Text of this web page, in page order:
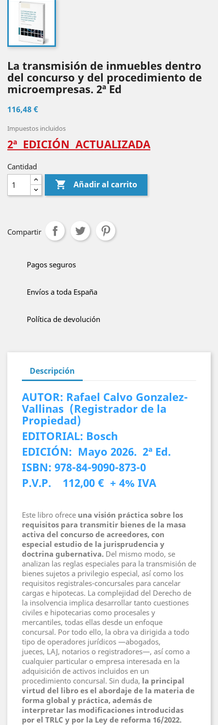
La transmisión de inmuebles dentro
del concurso y del procedimiento de
microempresas. 2ª Ed
116,48 €
Impuestos incluidos
2ª EDICIÓN ACTUALIZADA
Cantidad
 Añadir al carrito
Compartir
Pagos seguros
Envíos a toda España
Política de devolución
Descripción
AUTOR: Rafael Calvo Gonzalez-
Vallinas (Registrador de la
Propiedad)
EDITORIAL: Bosch
EDICIÓN: Mayo 2026. 2ª Ed.
ISBN: 978-84-9090-873-0
P.V.P. 112,00 € + 4% IVA
Este libro ofrece una visión práctica sobre los
requisitos para transmitir bienes de la masa
activa del concurso de acreedores, con
especial estudio de la jurisprudencia y
doctrina gubernativa. Del mismo modo, se
analizan las reglas especiales para la transmisión de
bienes sujetos a privilegio especial, así como los
requisitos registrales-concursales para cancelar
cargas e hipotecas. La complejidad del Derecho de
la insolvencia implica desarrollar tanto cuestiones
civiles e hipotecarias como procesales y
mercantiles, todas ellas desde un enfoque
concursal. Por todo ello, la obra va dirigida a todo
tipo de operadores jurídicos —abogados,
jueces, LAJ, notarios o registradores—, así como a
cualquier particular o empresa interesada en la
adquisición de activos incluidos en un
procedimiento concursal. Sin duda, la principal
virtud del libro es el abordaje de la materia de
forma global y práctica, además de
interpretar las modificaciones introducidas
por el TRLC y por la Ley de reforma 16/2022.